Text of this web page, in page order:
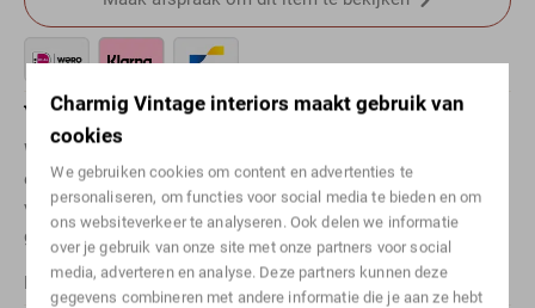
Charmig Vintage interiors maakt gebruik van
cookies
We gebruiken cookies om content en advertenties te
personaliseren, om functies voor social media te bieden en om
ons websiteverkeer te analyseren. Ook delen we informatie
over je gebruik van onze site met onze partners voor social
media, adverteren en analyse. Deze partners kunnen deze
gegevens combineren met andere informatie die je aan ze hebt
Vragen over dit artikel?
Wil je meer weten over een specifiek item? Neem
evencontactmet ons op! Of stuur ons een berichtje
via Whatsapp. Vergeet niet te vermelden om welk artikel het
gaat.
For international shipping, pleasecontactus.